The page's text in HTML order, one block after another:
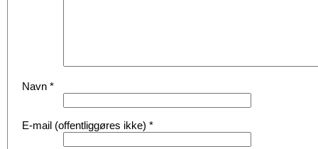
Navn *
E-mail (offentliggøres ikke) *